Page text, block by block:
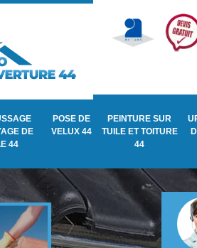
DE
44
POSE DE
VELUX 44
PEINTURE SUR
TUILE ET TOITURE
44